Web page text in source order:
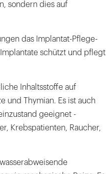
sondern dies auf
das Implantat-Pflege-
schützt und pflegt
Inhaltsstoffe auf
und Thymian. Es ist auch
geeignet -
Krebspatienten, Raucher,